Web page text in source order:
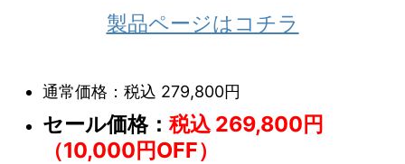
製品ページはコチラ
通常価格：税込 279,800円
セール価格： 税込 269,800円
（10,000円OFF）